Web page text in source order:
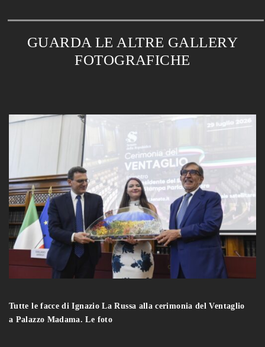
GUARDA LE ALTRE GALLERY
FOTOGRAFICHE
Tutte le facce di Ignazio La Russa alla cerimonia del Ventaglio
a Palazzo Madama. Le foto